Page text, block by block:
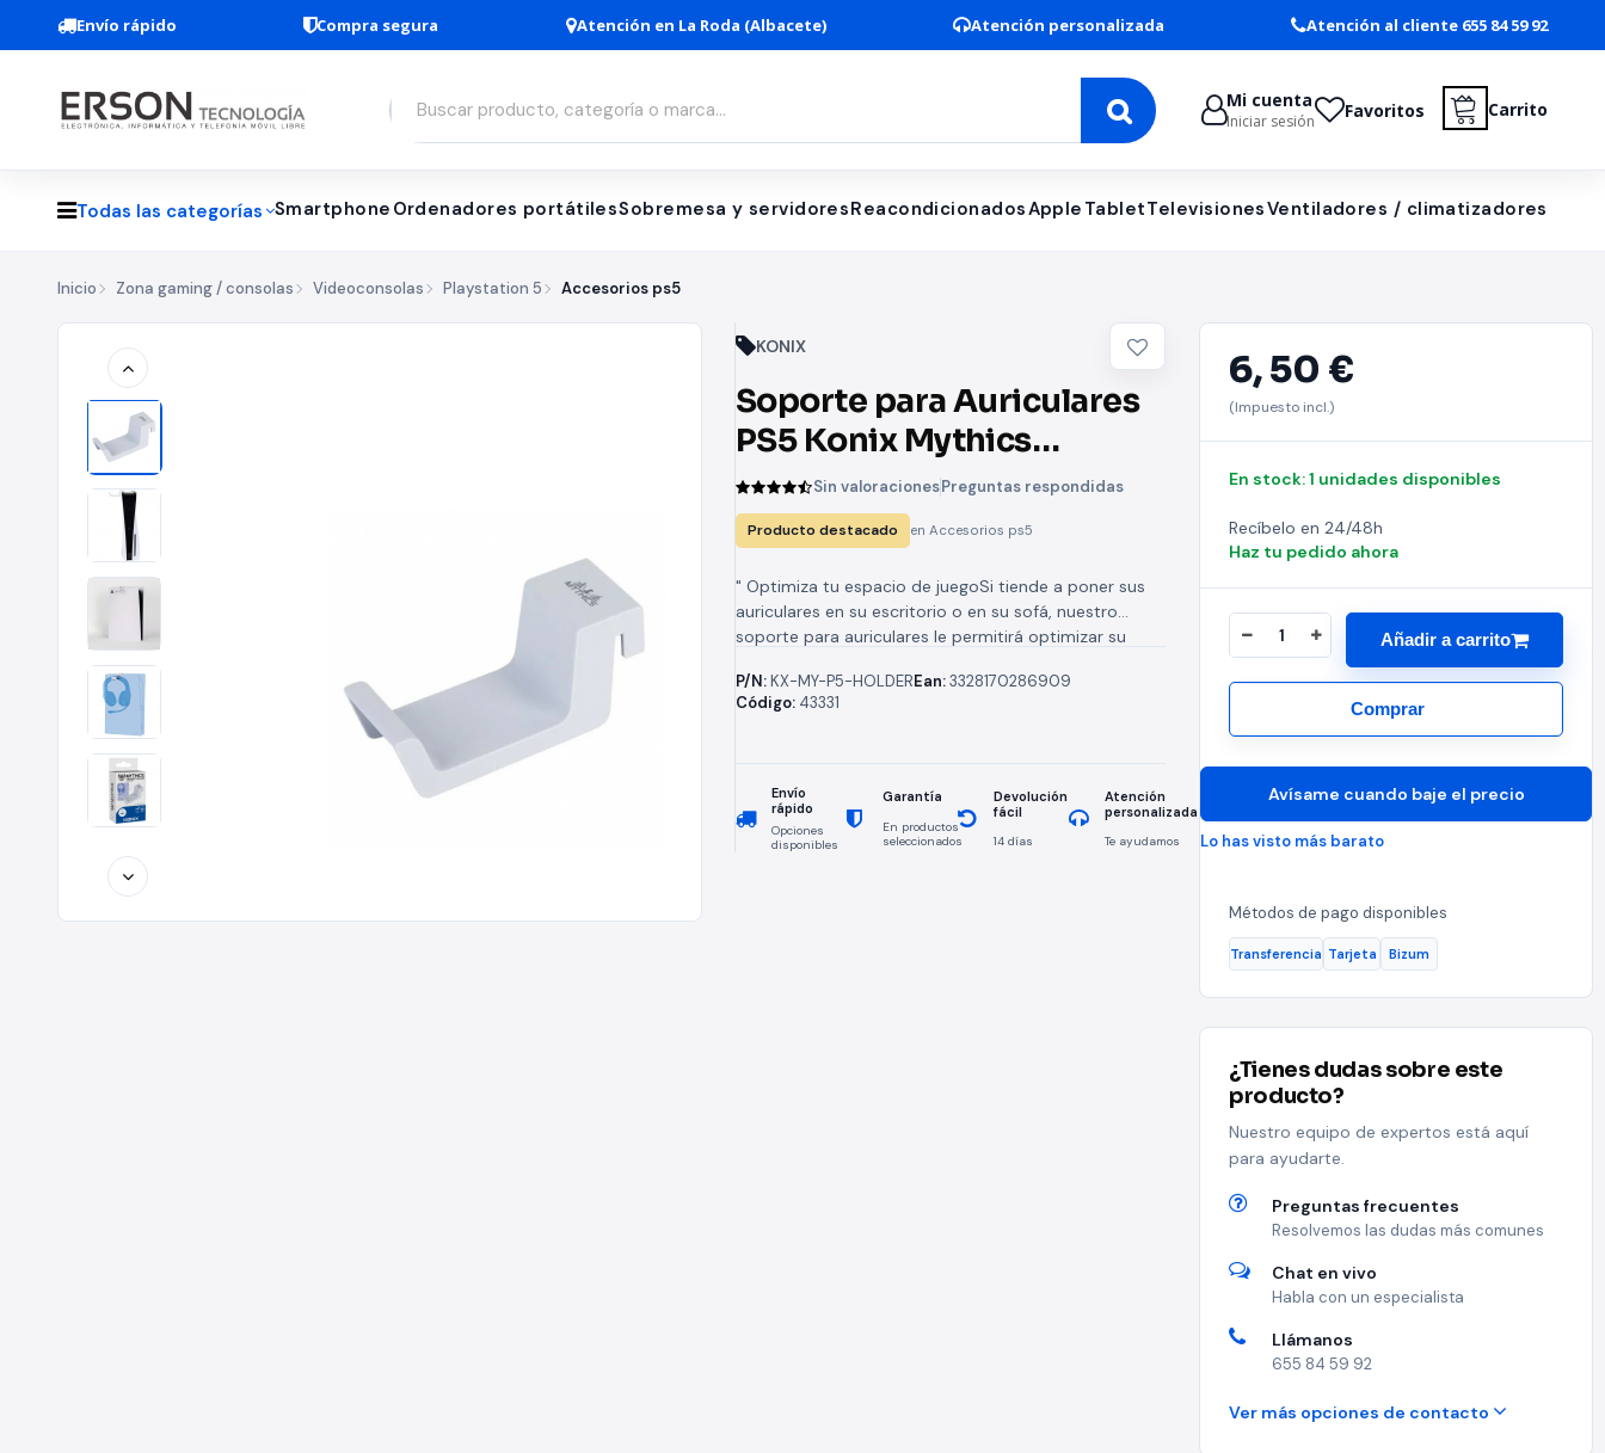
Envío rápido Compra segura Atención en La Roda (Albacete) Atención personalizada Atención al cliente 655 84 59 92
Mi cuenta
Iniciar sesión Favoritos Carrito
Todas las categorías Smartphone Ordenadores portátilesSobremesa y servidoresReacondicionadosApple TabletTelevisionesVentiladores / climatizadores
Inicio Zona gaming / consolas Videoconsolas Playstation 5 Accesorios ps5
KONIX
Soporte para Auriculares
PS5 Konix Mythics
Headset Holder
Sin valoracionesPreguntas respondidas
Producto destacado en Accesorios ps5
" Optimiza tu espacio de juegoSi tiende a poner sus
auriculares en su escritorio o en su sofá, nuestro
soporte para auriculares le permitirá optimizar su
P/N:KX-MY-P5-HOLDEREan:3328170286909
Código: 43331
Envío
rápido
Opciones
disponibles
Garantía
En productos
seleccionados
Devolución
fácil
14 días
Atención
personalizada
Te ayudamos
6,50 €
(Impuesto incl.)
En stock: 1 unidades disponibles
Recíbelo en 24/48h
Haz tu pedido ahora
Añadir a carrito
Comprar
Avísame cuando baje el precio
Lo has visto más barato
Métodos de pago disponibles
Transferencia Tarjeta Bizum
¿Tienes dudas sobre este
producto?
Nuestro equipo de expertos está aquí
para ayudarte.
Preguntas frecuentes
Resolvemos las dudas más comunes
Chat en vivo
Habla con un especialista
Llámanos
655 84 59 92
Ver más opciones de contacto